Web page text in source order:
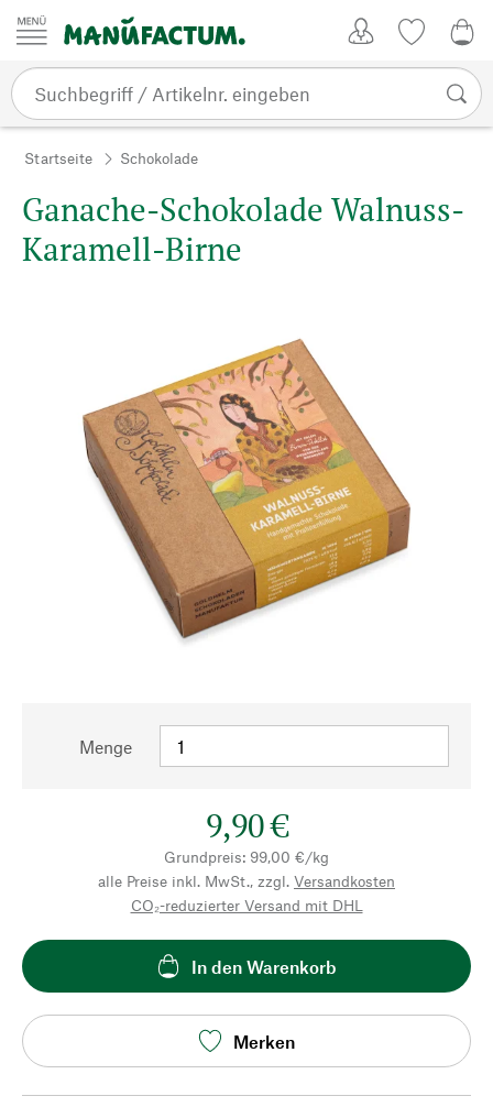
Zum Inhalt springen
Startseite Schokolade
Ganache-Schokolade Walnuss-
Karamell-Birne
Menge
9,90 €
Grundpreis: 99,00 €/kg
alle Preise inkl. MwSt., zzgl. Versandkosten
CO₂-reduzierter Versand mit DHL
In den Warenkorb
Merken